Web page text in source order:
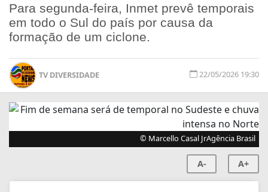
Para segunda-feira, Inmet prevê temporais
em todo o Sul do país por causa da
formação de um ciclone.
TV DIVERSIDADE 22/05/2026 19:30
© Marcello Casal JrAgência Brasil
A- A+